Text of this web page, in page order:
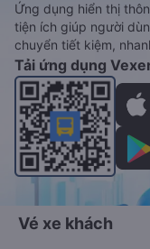
Ứng dụng hiển thị
tiện ích giúp người
chuyển tiết kiệm,
Tải ứng dụng
Vé xe khách